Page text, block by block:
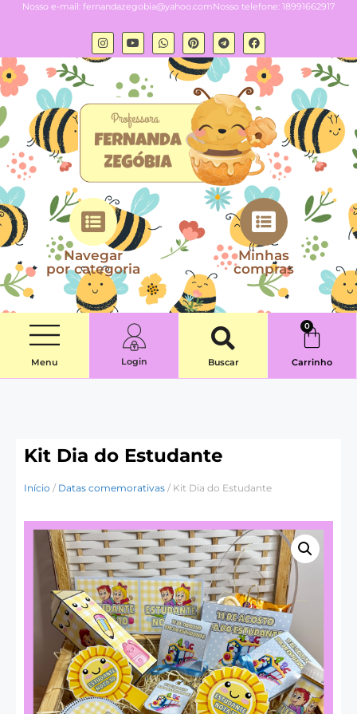
Nosso e-mail: fernandazegobia@yahoo.comNosso telefone: 18991662917
Navegar
por categoria
Minhas
compras
Menu Login Buscar
0
Carrinho
Kit Dia do Estudante
Início / Datas comemorativas / Kit Dia do Estudante